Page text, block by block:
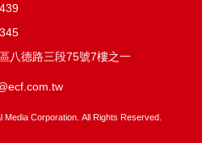
八德路三段75號7樓之一
Corporation. All Rights Reserved.